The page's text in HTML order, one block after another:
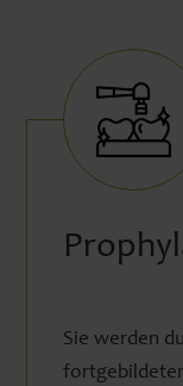
Sie werden